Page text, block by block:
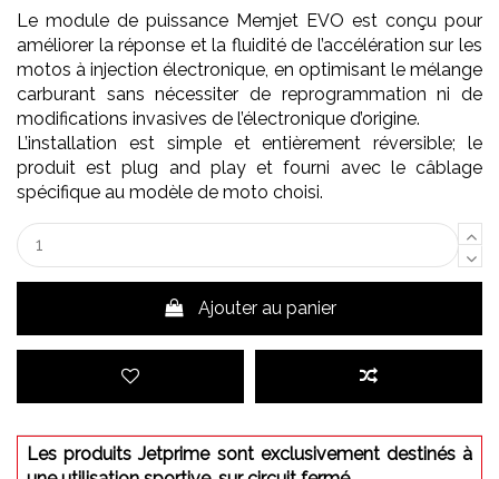
Le module de puissance Memjet EVO est conçu pour
améliorer la réponse et la fluidité de l’accélération sur les
motos à injection électronique, en optimisant le mélange
carburant sans nécessiter de reprogrammation ni de
modifications invasives de l’électronique d’origine.
L’installation est simple et entièrement réversible; le
produit est plug and play et fourni avec le câblage
spécifique au modèle de moto choisi.
Ajouter au panier
Les produits Jetprime sont exclusivement destinés à